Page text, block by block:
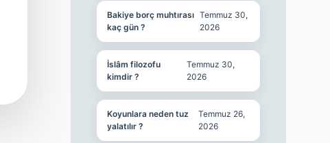
Bakiye borç muhtırası
kaç gün ?
Temmuz 30,
2026
İslâm filozofu
kimdir ?
Temmuz 30,
2026
Koyunlara neden tuz
yalatılır ?
Temmuz 26,
2026